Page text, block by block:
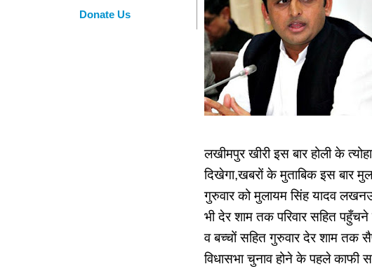
Donate Us
लखीमपुर खीरी इस बार होली के
दिखेगा,खबरों के मुताबिक इस बार
गुरुवार को मुलायम सिंह यादव
भी देर शाम तक परिवार सहित
व बच्चों सहित गुरुवार देर शाम तक
विधासभा चुनाव होने के पहले काफी